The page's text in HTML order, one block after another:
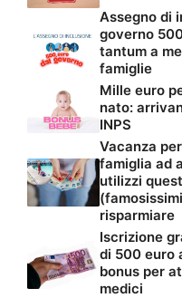
Assegno di
governo
tantum a
famiglie
Mille euro
nato:
INPS
Vacanza
famiglia ad
utilizzi
risparmiare
Iscrizione
di 500 euro
bonus per
medici